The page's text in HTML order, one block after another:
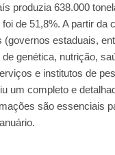
produzia 638.000
de 51,8%. A partir da
(governos estaduais,
genética, nutrição,
e institutos de
um completo e
são essenciais